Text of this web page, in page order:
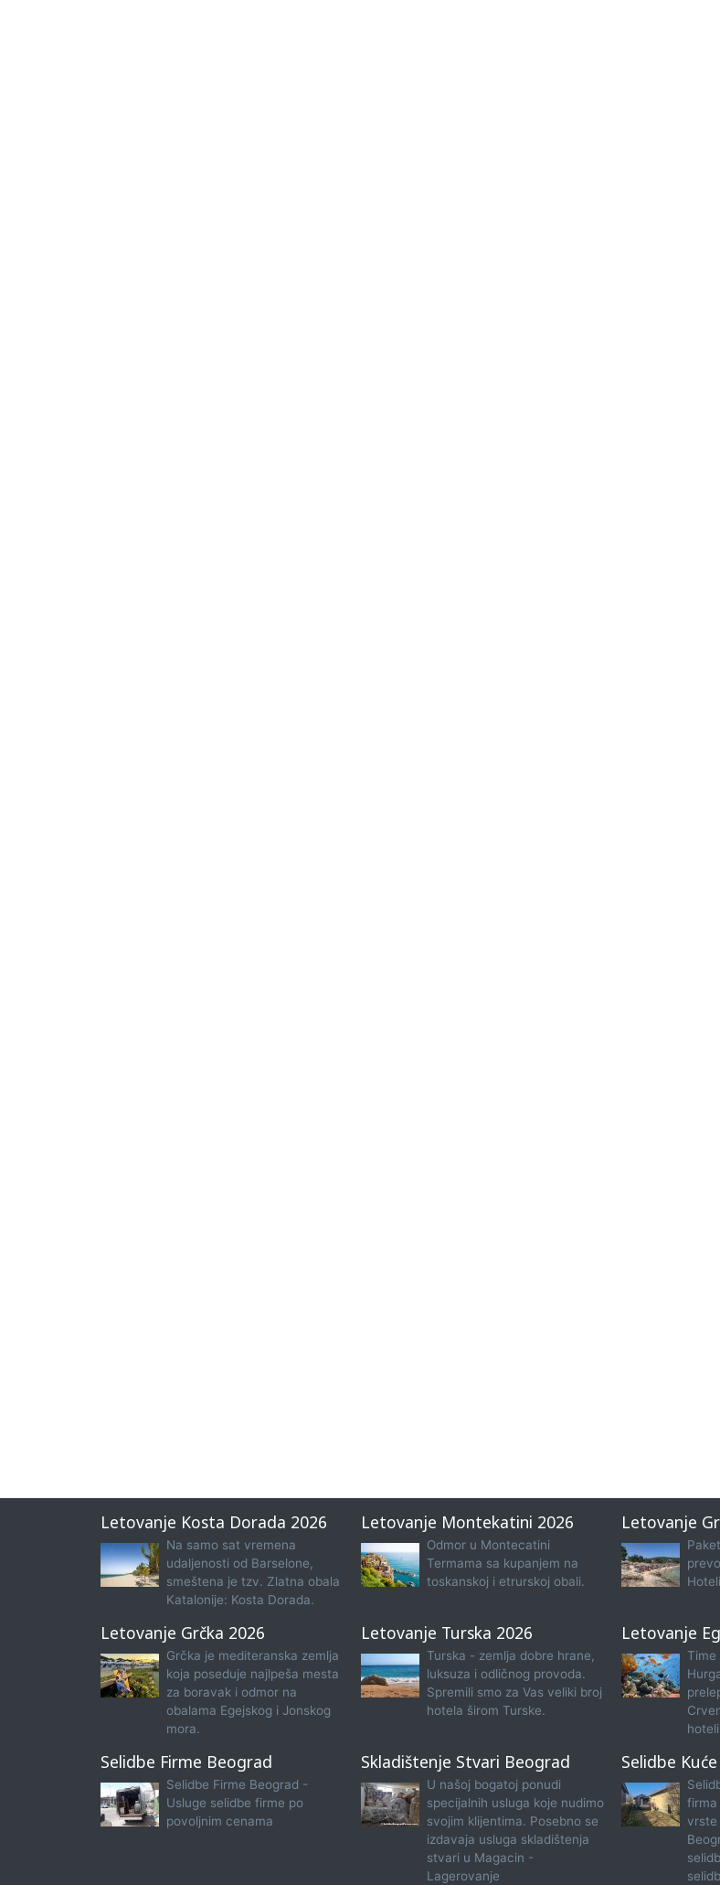
Letovanje Kosta Dorada 2026
Na samo sat vremena
udaljenosti od Barselone,
smeštena je tzv. Zlatna obala
Katalonije: Kosta Dorada.
Letovanje Montekatini 2026
Odmor u Montecatini
Termama sa kupanjem na
toskanskoj i etrurskoj obali.
Letovanje
Letovanje Grčka 2026
Grčka je mediteranska zemlja
koja poseduje najlpeša mesta
za boravak i odmor na
obalama Egejskog i Jonskog
mora.
Letovanje Turska 2026
Turska - zemlja dobre hrane,
luksuza i odličnog provoda.
Spremili smo za Vas veliki broj
hotela širom Turske.
Letovanje
Time
Selidbe Firme Beograd
Selidbe Firme Beograd -
Usluge selidbe firme po
povoljnim cenama
Skladištenje Stvari Beograd
U našoj bogatoj ponudi
specijalnih usluga koje nudimo
svojim klijentima. Posebno se
izdavaja usluga skladištenja
stvari u Magacin -
Lagerovanje
Selidbe
firma
vrste